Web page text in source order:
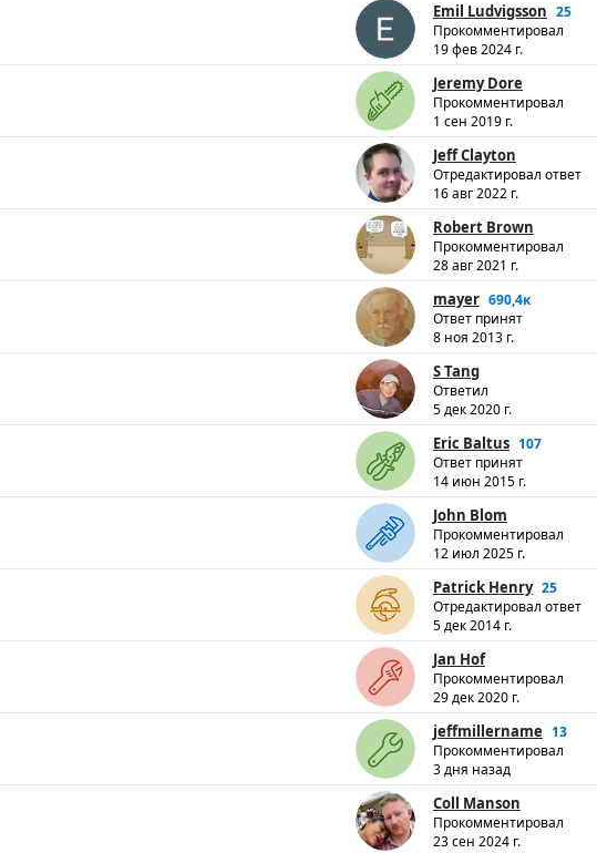
Emil Ludvigsson 25
Прокомментировал
19 фев 2024 г.
Jeremy Dore
Прокомментировал
1 сен 2019 г.
Jeff Clayton
Отредактировал ответ
16 авг 2022 г.
Robert Brown
Прокомментировал
28 авг 2021 г.
mayer 690,4к
Ответ принят
8 ноя 2013 г.
S Tang
Ответил
5 дек 2020 г.
Eric Baltus 107
Ответ принят
14 июн 2015 г.
John Blom
Прокомментировал
12 июл 2025 г.
Patrick Henry 25
Отредактировал ответ
5 дек 2014 г.
Jan Hof
Прокомментировал
29 дек 2020 г.
jeffmillername 13
Прокомментировал
3 дня назад
Coll Manson
Прокомментировал
23 сен 2024 г.